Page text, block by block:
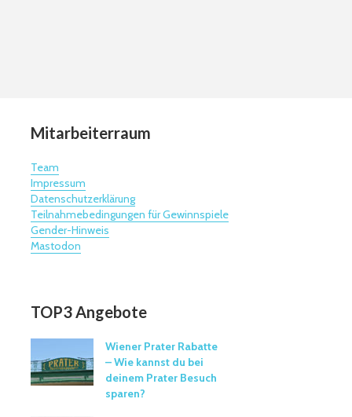
Mitarbeiterraum
Team
Impressum
Datenschutzerklärung
Teilnahmebedingungen für Gewinnspiele
Gender-Hinweis
Mastodon
TOP3 Angebote
Wiener Prater Rabatte
– Wie kannst du bei
deinem Prater Besuch
sparen?